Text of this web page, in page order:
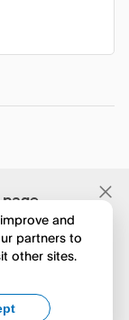
and
partners to
other sites.